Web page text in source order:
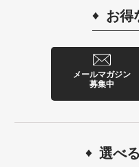
お得
メールマガジン
募集中
選べ